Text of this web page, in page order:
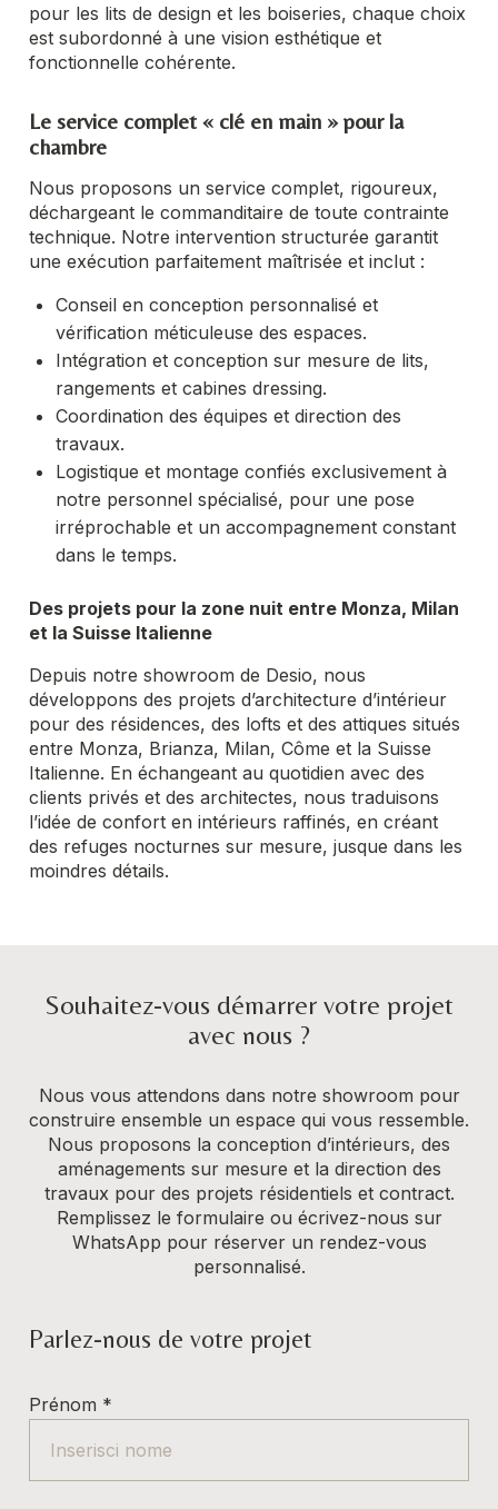
pour les lits de design et les boiseries, chaque choix
est subordonné à une vision esthétique et
fonctionnelle cohérente.
Le service complet « clé en main » pour la
chambre
Nous proposons un service complet, rigoureux,
déchargeant le commanditaire de toute contrainte
technique. Notre intervention structurée garantit
une exécution parfaitement maîtrisée et inclut :
Conseil en conception personnalisé et
vérification méticuleuse des espaces.
Intégration et conception sur mesure de lits,
rangements et cabines dressing.
Coordination des équipes et direction des
travaux.
Logistique et montage confiés exclusivement à
notre personnel spécialisé, pour une pose
irréprochable et un accompagnement constant
dans le temps.
Des projets pour la zone nuit entre Monza, Milan
et la Suisse Italienne
Depuis notre showroom de Desio, nous
développons des projets d’architecture d’intérieur
pour des résidences, des lofts et des attiques situés
entre Monza, Brianza, Milan, Côme et la Suisse
Italienne. En échangeant au quotidien avec des
clients privés et des architectes, nous traduisons
l’idée de confort en intérieurs raffinés, en créant
des refuges nocturnes sur mesure, jusque dans les
moindres détails.
Souhaitez-vous démarrer votre projet
avec nous ?
Nous vous attendons dans notre showroom pour
construire ensemble un espace qui vous ressemble.
Nous proposons la conception d’intérieurs, des
aménagements sur mesure et la direction des
travaux pour des projets résidentiels et contract.
Remplissez le formulaire ou écrivez-nous sur
WhatsApp pour réserver un rendez-vous
personnalisé.
Parlez-nous de votre projet
Prénom *